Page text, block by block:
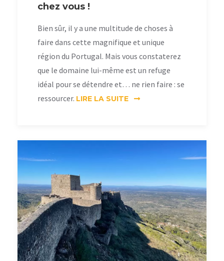
chez vous !
Bien sûr, il y a une multitude de choses à
faire dans cette magnifique et unique
région du Portugal. Mais vous constaterez
que le domaine lui-même est un refuge
idéal pour se détendre et… ne rien faire : se
ressourcer. LIRE LA SUITE